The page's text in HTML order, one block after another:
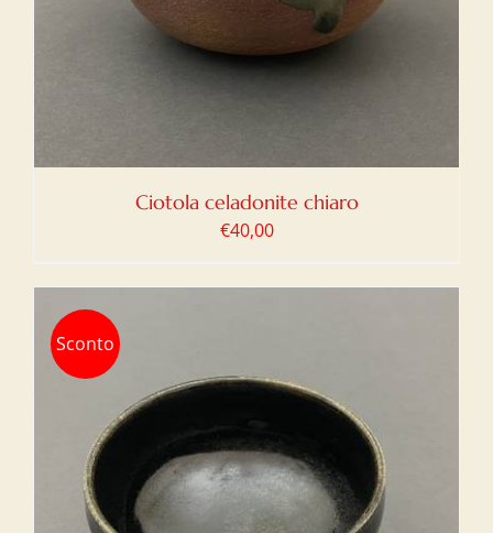
Ciotola celadonite chiaro
€40,00
Sconto